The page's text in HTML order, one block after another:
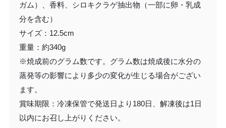
ガム）、香料、シロキクラゲ抽出物（一部に卵・乳成
分を含む）
サイズ：12.5cm
重量：約340g
※焼成前のグラム数です。グラム数は焼成後に水分の
蒸発等の影響により多少の変化が生じる場合がござい
ます。
賞味期限：冷凍保管で発送日より180日、解凍後は1日
以内にお召し上がりください。